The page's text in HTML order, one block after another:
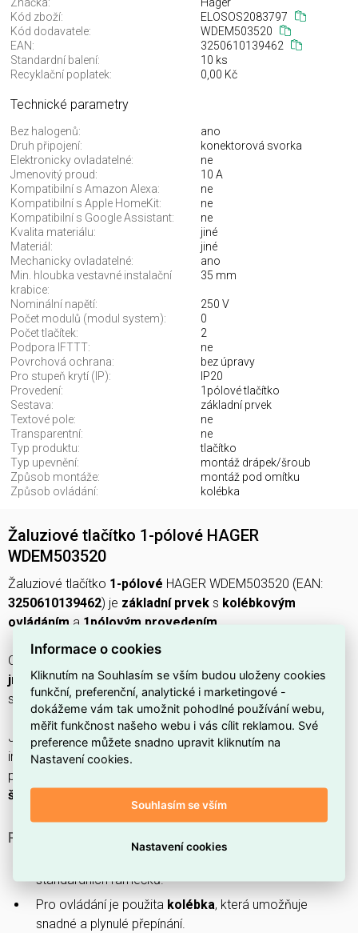
Značka:
Hager
Kód zboží:
ELOSOS2083797
Kód dodavatele:
WDEM503520
EAN:
3250610139462
Standardní balení:
10 ks
Recyklační poplatek:
0,00 Kč
Technické parametry
Bez halogenů:
ano
Druh připojení:
konektorová svorka
Elektronicky ovladatelné:
ne
Jmenovitý proud:
10 A
Kompatibilní s Amazon Alexa:
ne
Kompatibilní s Apple HomeKit:
ne
Kompatibilní s Google Assistant:
ne
Kvalita materiálu:
jiné
Materiál:
jiné
Mechanicky ovladatelné:
ano
Min. hloubka vestavné instalační
krabice:
35 mm
Nominální napětí:
250 V
Počet modulů (modul system):
0
Počet tlačítek:
2
Podpora IFTTT:
ne
Povrchová ochrana:
bez úpravy
Pro stupeň krytí (IP):
IP20
Provedení:
1pólové tlačítko
Sestava:
základní prvek
Textové pole:
ne
Transparentní:
ne
Typ produktu:
tlačítko
Typ upevnění:
montáž drápek/šroub
Způsob montáže:
montáž pod omítku
Způsob ovládání:
kolébka
Žaluziové tlačítko 1-pólové HAGER
WDEM503520
Žaluziové tlačítko 1-pólové HAGER WDEM503520 (EAN:
3250610139462) je základní prvek s kolébkovým
ovládáním a 1pólovým provedením
Obsahuje
jmenovitý proud 10 Aanominální napětí 250 V , připojuje
se přeskonektorovou svorkua má krytíIP20.
Je určeno pro montáž pod omítkus minimální hloubkou
instalační krabice35 mm
povrch
šroubů
PROČ SI VYBRAT TOTO ŽALUZIOVÉ TLAČÍTKO?
standardních rámečků.
Pro ovládání je použita kolébka, která umožňuje
snadné a plynulé přepínání.
Informace o cookies
Kliknutím na Souhlasím se vším budou uloženy cookies
funkční, preferenční, analytické i marketingové -
dokážeme vám tak umožnit pohodlné používání webu,
měřit funkčnost našeho webu i vás cílit reklamou. Své
preference můžete snadno upravit kliknutím na
Nastavení cookies.
Souhlasím se vším
Nastavení cookies